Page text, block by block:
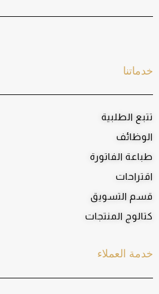
خدمة العملاء
خدماتنا
تتبع الطلبية
الوظائف
طباعة الفاتورة
اقتراحات
قسم التسويق
كتالوج المنتجات